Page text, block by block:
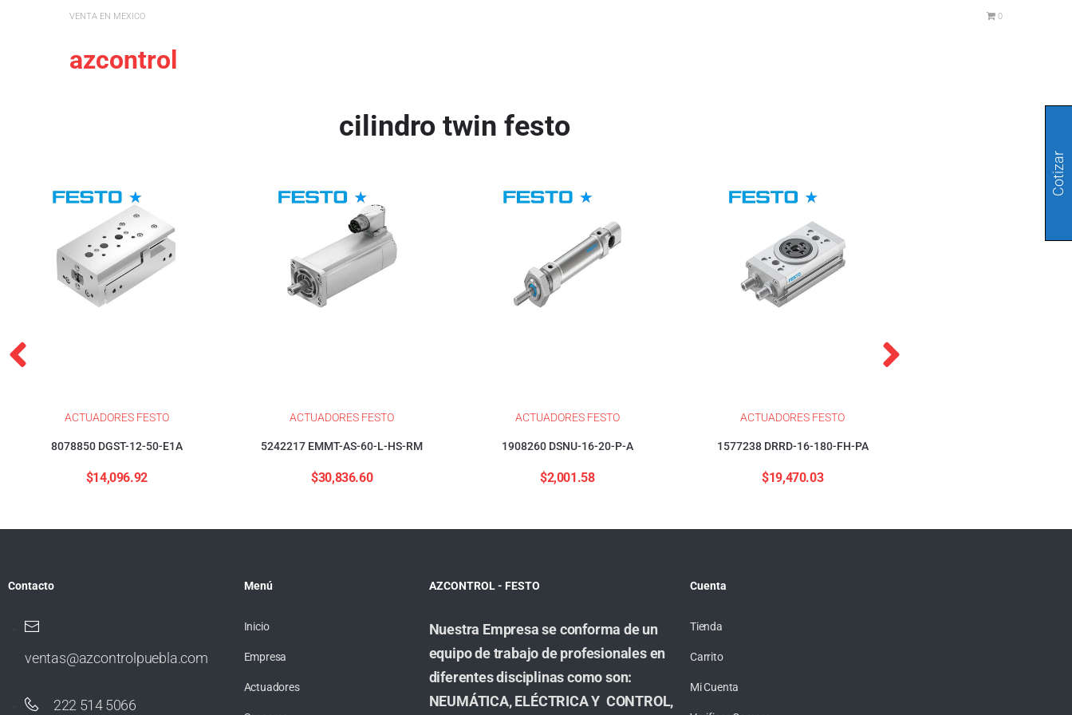
VENTA EN MEXICO 0
azcontrol
cilindro twin festo
ACTUADORES FESTO
8078850 DGST-12-50-E1A
$14,096.92
ACTUADORES FESTO
5242217 EMMT-AS-60-L-HS-RM
$30,836.60
ACTUADORES FESTO
1908260 DSNU-16-20-P-A
$2,001.58
ACTUADORES FESTO
1577238 DRRD-16-180-FH-PA
$19,470.03
Contacto
ventas@azcontrolpuebla.com
222 514 5066
Menú
Inicio
Empresa
Actuadores
AZCONTROL - FESTO
Nuestra Empresa se conforma de un
equipo de trabajo de profesionales en
diferentes disciplinas como son:
NEUMÁTICA, ELÉCTRICA Y CONTROL,
Cuenta
Tienda
Carrito
Mi Cuenta
Cotizar